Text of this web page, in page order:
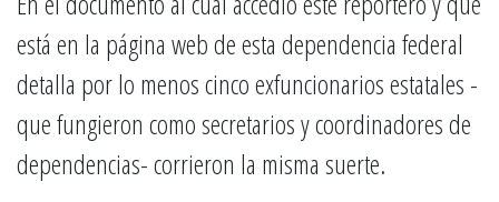
está en la página web de esta dependencia federal
detalla por lo menos cinco exfuncionarios estatales -
que fungieron como secretarios y coordinadores de
dependencias- corrieron la misma suerte.